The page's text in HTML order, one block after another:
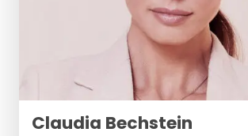
Claudia Bechstein